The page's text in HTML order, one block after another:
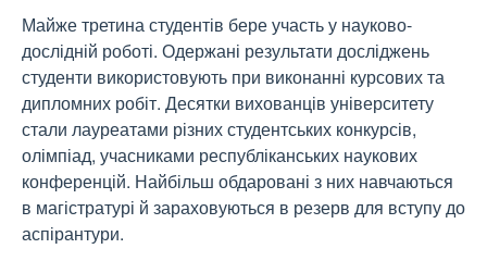
Майже третина студентів бере участь у науково-
дослідній роботі. Одержані результати досліджень
студенти використовують при виконанні курсових та
дипломних робіт. Десятки вихованців університету
стали лауреатами різних студентських конкурсів,
олімпіад, учасниками республіканських наукових
конференцій. Найбільш обдаровані з них навчаються
в магістратурі й зараховуються в резерв для вступу до
аспірантури.